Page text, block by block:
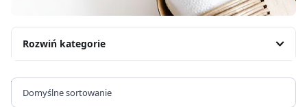
Rozwiń kategorie
Wyświetlanie wszystkich wyników: 6